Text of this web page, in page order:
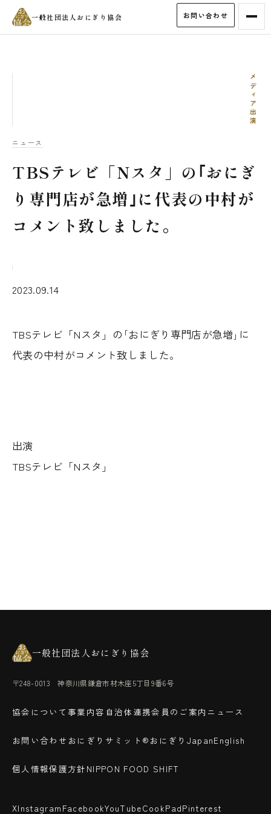
一般社団法人おにぎり協会 お問い合わせ
メディア出演
ニュース
TBSテレビ「Nスタ」の｢おにぎ
り専門店が急増｣に代表の中村が
コメント致しました。
2023.09.14
TBSテレビ「Nスタ」の｢おにぎり専門店が急増｣に
代表の中村がコメント致しました。
出演
TBSテレビ「Nスタ」
一般社団法人おにぎり協会
〒248-0013 神奈川県鎌倉市材木座5丁目9番6号
協会について事業内容 自治体連携会員のご案内 ニュース
お問い合わせ おにぎりサミット® おにぎりJapanEnglish
個人情報保護方針 NIPPON FOOD SHIFT
XInstagram FacebookYouTubeCookPadPinterest